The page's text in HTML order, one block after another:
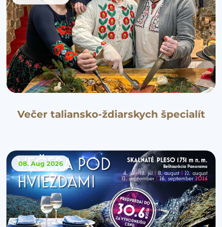
Večer taliansko-ždiarskych špecialít
08. Aug 2026